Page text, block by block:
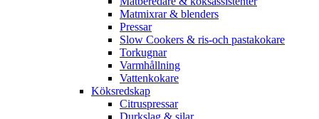
Matmixrar & blenders
Pressar
Slow Cookers & ris-och pastakokare
Torkugnar
Varmhållning
Vattenkokare
Köksredskap
Citruspressar
Durkslag & silar